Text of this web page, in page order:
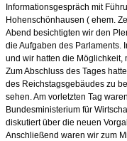
Informationsgespräch mit
Hohenschönhausen ( ehem.
Abend besichtigten wir den
die Aufgaben des Parlaments.
und wir hatten die Möglichkeit,
Zum Abschluss des Tages
des Reichstagsgebäudes zu
sehen. Am vorletzten Tag
Bundesministerium für
diskutiert über die neuen
Anschließend waren wir zum